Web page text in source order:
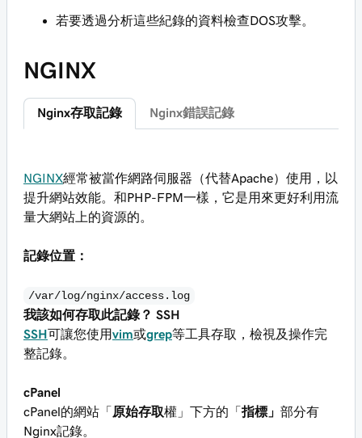
若要透過分析這些紀錄的資料檢查DOS攻擊。
NGINX
Nginx存取記錄 Nginx錯誤記錄
NGINX經常被當作網路伺服器（代替Apache）使用，以
提升網站效能。和PHP-FPM一樣，它是用來更好利用流
量大網站上的資源的。
記錄位置：
/var/log/nginx/access.log
我該如何存取此記錄？ SSH
SSH可讓您使用vim或grep等工具存取，檢視及操作完
整記錄。
cPanel
cPanel的網站「 原始存取權」下方的「 指標」 部分有
Nginx記錄。